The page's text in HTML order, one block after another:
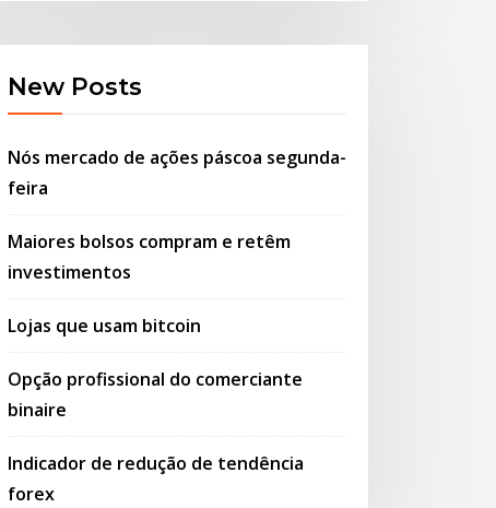
New Posts
Nós mercado de ações páscoa segunda-
feira
Maiores bolsos compram e retêm
investimentos
Lojas que usam bitcoin
Opção profissional do comerciante
binaire
Indicador de redução de tendência
forex